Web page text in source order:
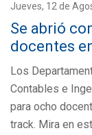
Jueves, 12 de
Se abrió
docentes
Los
Contables e
para ocho
track. Mira en